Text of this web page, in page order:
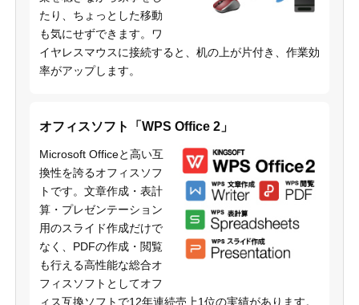
たり、ちょっとした移動
も気にせずできます。ワ
イヤレスマウスに接続すると、机の上が片付き、作業効
率がアップします。
オフィスソフト「WPS Office 2」
Microsoft Officeと高い互
換性を誇るオフィスソフ
トです。文章作成・表計
算・プレゼンテーション
用のスライド作成だけで
なく、PDFの作成・閲覧
も行える高性能な総合オ
フィスソフトとしてオフ
ィス互換ソフトで12年連続売上1位の実績があります。